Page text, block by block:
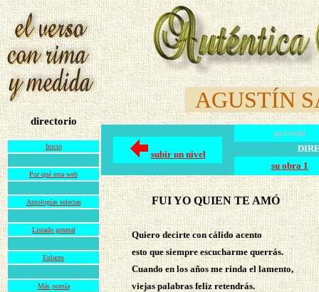
directorio
Inicio
Por qué esta web
Antologías selectas
Listado general
Enlaces
Más poesía
AGUSTÍN
subir un nivel
portada
su obra 1
FUI YO QUIEN TE AMÓ
Quiero decirte con cálido acento
esto que siempre escucharme querrás.
Cuando en los años me rinda el lamento,
viejas palabras feliz retendrás.